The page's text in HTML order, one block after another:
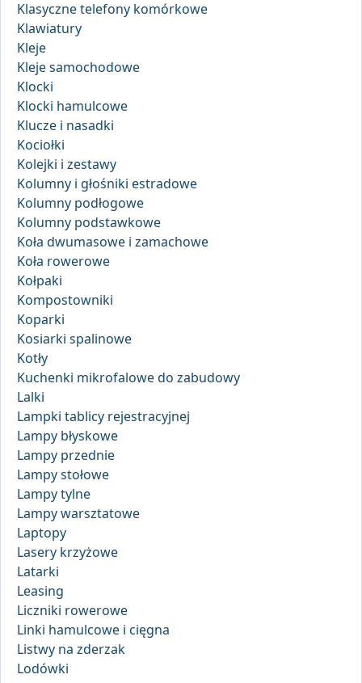
Klasyczne telefony komórkowe
Klawiatury
Kleje
Kleje samochodowe
Klocki
Klocki hamulcowe
Klucze i nasadki
Kociołki
Kolejki i zestawy
Kolumny i głośniki estradowe
Kolumny podłogowe
Kolumny podstawkowe
Koła dwumasowe i zamachowe
Koła rowerowe
Kołpaki
Kompostowniki
Koparki
Kosiarki spalinowe
Kotły
Kuchenki mikrofalowe do zabudowy
Lalki
Lampki tablicy rejestracyjnej
Lampy błyskowe
Lampy przednie
Lampy stołowe
Lampy tylne
Lampy warsztatowe
Laptopy
Lasery krzyżowe
Latarki
Leasing
Liczniki rowerowe
Linki hamulcowe i cięgna
Listwy na zderzak
Lodówki